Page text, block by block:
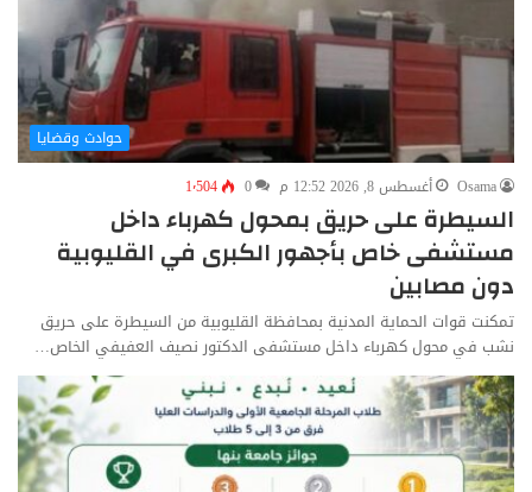
حوادث وقضايا
Osama
أغسطس 8, 2026 12:52 م 0 1٬504
السيطرة على حريق بمحول كهرباء داخل
مستشفى خاص بأجهور الكبرى في القليوبية
دون مصابين
تمكنت قوات الحماية المدنية بمحافظة القليوبية من السيطرة على حريق
نشب في محول كهرباء داخل مستشفى الدكتور نصيف العفيفي الخاص…